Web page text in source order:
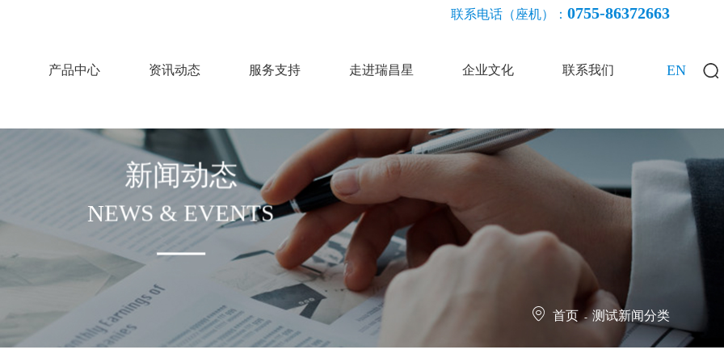
联系电话（座机）： 0755-86372663
产品中心 资讯动态 服务支持 走进瑞昌星 企业文化 联系我们 EN
新闻动态
NEWS & EVENTS
首页 - 测试新闻分类